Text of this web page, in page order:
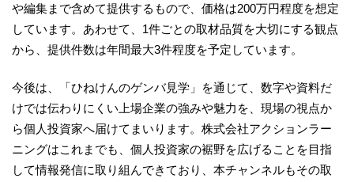
や編集まで含めて提供するもので、価格は200万円程度を想定
しています。あわせて、1件ごとの取材品質を大切にする観点
から、提供件数は年間最大3件程度を予定しています。
今後は、「ひねけんのゲンバ見学」を通じて、数字や資料だ
けでは伝わりにくい上場企業の強みや魅力を、現場の視点か
ら個人投資家へ届けてまいります。株式会社アクションラー
ニングはこれまでも、個人投資家の裾野を広げることを目指
して情報発信に取り組んできており、本チャンネルもその取